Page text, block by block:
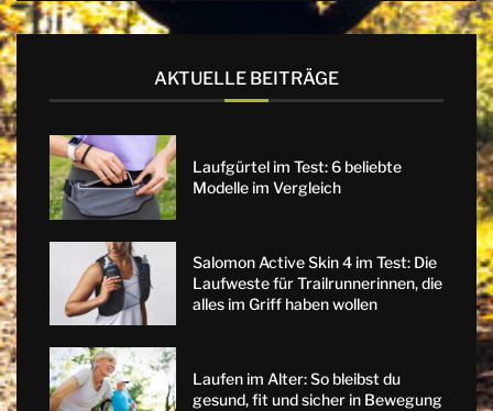
AKTUELLE BEITRÄGE
Laufgürtel im Test: 6 beliebte
Modelle im Vergleich
Salomon Active Skin 4 im Test: Die
Laufweste für Trailrunnerinnen, die
alles im Griff haben wollen
Laufen im Alter: So bleibst du
gesund, fit und sicher in Bewegung